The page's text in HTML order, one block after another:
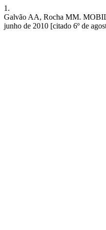
1.
Galvão AA, Rocha MM.
junho de 2010 [citado 6º de